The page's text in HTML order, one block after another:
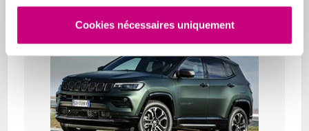
Cookies nécessaires uniquement